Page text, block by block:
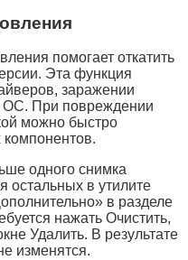
помогает откатить
Эта функция
заражении
ОС. При повреждении
можно быстро
компонентов.
одного снимка
остальных в утилите
» в разделе
нажать Очистить,
Удалить. В результате
изменятся.